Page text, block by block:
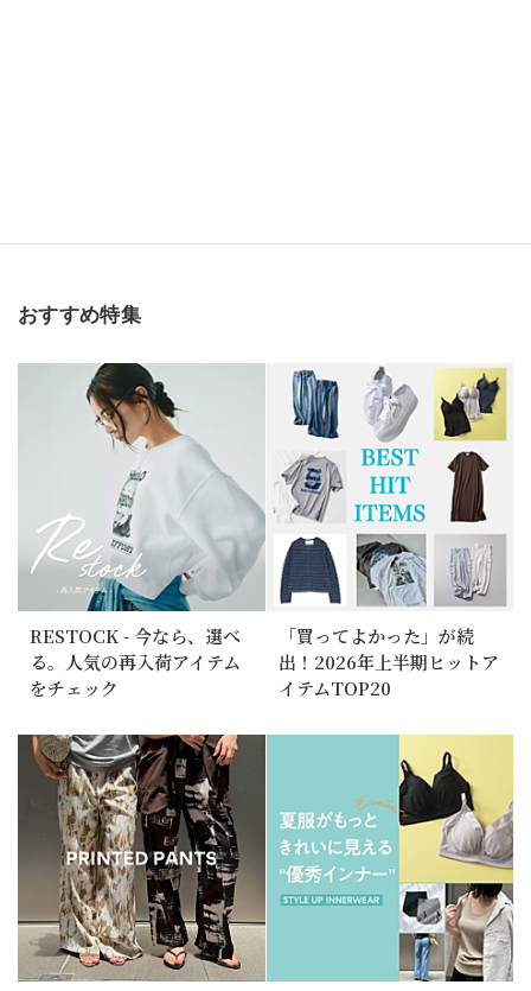
おすすめ特集
RESTOCK - 今なら、選べ
る。人気の再入荷アイテム
をチェック
「買ってよかった」が続
出！2026年上半期ヒットア
イテムTOP20